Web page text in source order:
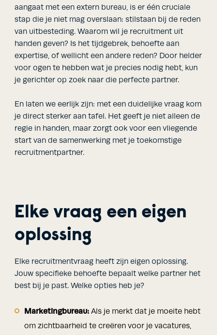
aangaat met een extern bureau, is er één cruciale
stap die je niet mag overslaan: stilstaan bij de reden
van uitbesteding. Waarom wil je recruitment uit
handen geven? Is het tijdgebrek, behoefte aan
expertise, of wellicht een andere reden? Door helder
voor ogen te hebben wat je precies nodig hebt, kun
je gerichter op zoek naar die perfecte partner.
En laten we eerlijk zijn: met een duidelijke vraag kom
je direct sterker aan tafel. Het geeft je niet alleen de
regie in handen, maar zorgt ook voor een vliegende
start van de samenwerking met je toekomstige
recruitmentpartner.
Elke vraag een eigen
oplossing
Elke recruitmentvraag heeft zijn eigen oplossing.
Jouw specifieke behoefte bepaalt welke partner het
best bij je past. Welke opties heb je?
Marketingbureau: Als je merkt dat je moeite hebt
om zichtbaarheid te creëren voor je vacatures,